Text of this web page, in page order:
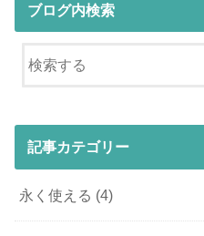
ブログ内検索
記事カテゴリー
永く使える (4)